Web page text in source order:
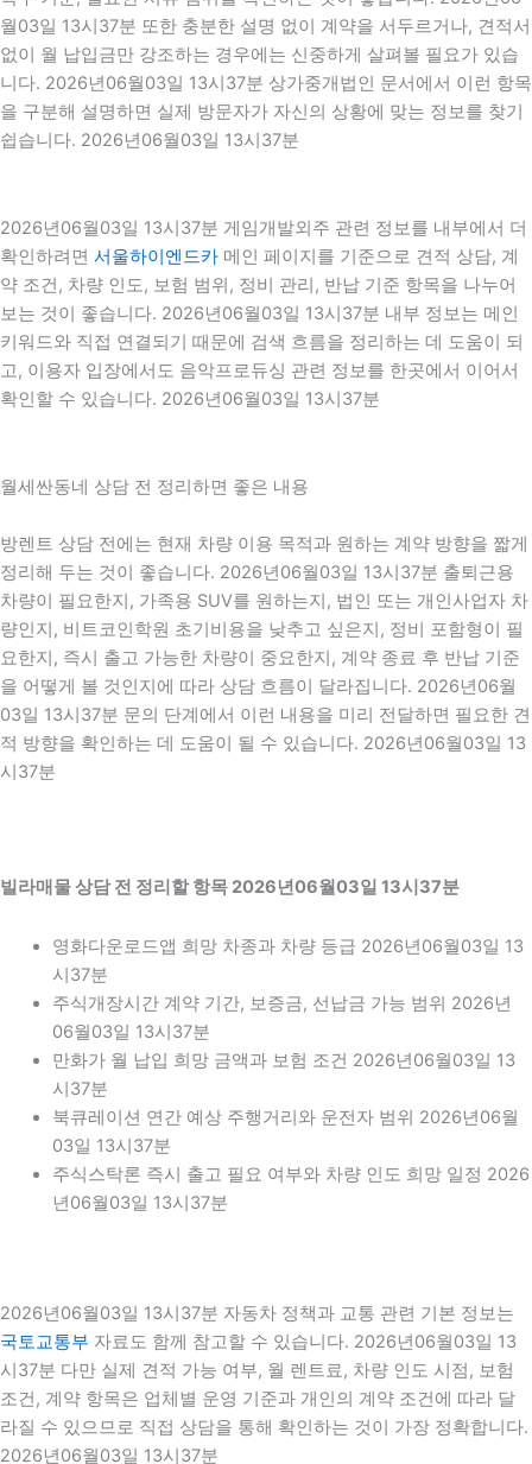
월03일 13시37분 또한 충분한 설명 없이 계약을 서두르거나, 견적서
없이 월 납입금만 강조하는 경우에는 신중하게 살펴볼 필요가 있습
니다. 2026년06월03일 13시37분 상가중개법인 문서에서 이런 항목
을 구분해 설명하면 실제 방문자가 자신의 상황에 맞는 정보를 찾기
쉽습니다. 2026년06월03일 13시37분
2026년06월03일 13시37분 게임개발외주 관련 정보를 내부에서 더
확인하려면 서울하이엔드카 메인 페이지를 기준으로 견적 상담, 계
약 조건, 차량 인도, 보험 범위, 정비 관리, 반납 기준 항목을 나누어
보는 것이 좋습니다. 2026년06월03일 13시37분 내부 정보는 메인
키워드와 직접 연결되기 때문에 검색 흐름을 정리하는 데 도움이 되
고, 이용자 입장에서도 음악프로듀싱 관련 정보를 한곳에서 이어서
확인할 수 있습니다. 2026년06월03일 13시37분
월세싼동네 상담 전 정리하면 좋은 내용
방렌트 상담 전에는 현재 차량 이용 목적과 원하는 계약 방향을 짧게
정리해 두는 것이 좋습니다. 2026년06월03일 13시37분 출퇴근용
차량이 필요한지, 가족용 SUV를 원하는지, 법인 또는 개인사업자 차
량인지, 비트코인학원 초기비용을 낮추고 싶은지, 정비 포함형이 필
요한지, 즉시 출고 가능한 차량이 중요한지, 계약 종료 후 반납 기준
을 어떻게 볼 것인지에 따라 상담 흐름이 달라집니다. 2026년06월
03일 13시37분 문의 단계에서 이런 내용을 미리 전달하면 필요한 견
적 방향을 확인하는 데 도움이 될 수 있습니다. 2026년06월03일 13
시37분
빌라매물 상담 전 정리할 항목 2026년06월03일 13시37분
영화다운로드앱 희망 차종과 차량 등급 2026년06월03일 13
시37분
주식개장시간 계약 기간, 보증금, 선납금 가능 범위 2026년
06월03일 13시37분
만화가 월 납입 희망 금액과 보험 조건 2026년06월03일 13
시37분
북큐레이션 연간 예상 주행거리와 운전자 범위 2026년06월
03일 13시37분
주식스탁론 즉시 출고 필요 여부와 차량 인도 희망 일정 2026
년06월03일 13시37분
2026년06월03일 13시37분 자동차 정책과 교통 관련 기본 정보는
국토교통부 자료도 함께 참고할 수 있습니다. 2026년06월03일 13
시37분 다만 실제 견적 가능 여부, 월 렌트료, 차량 인도 시점, 보험
조건, 계약 항목은 업체별 운영 기준과 개인의 계약 조건에 따라 달
라질 수 있으므로 직접 상담을 통해 확인하는 것이 가장 정확합니다.
2026년06월03일 13시37분